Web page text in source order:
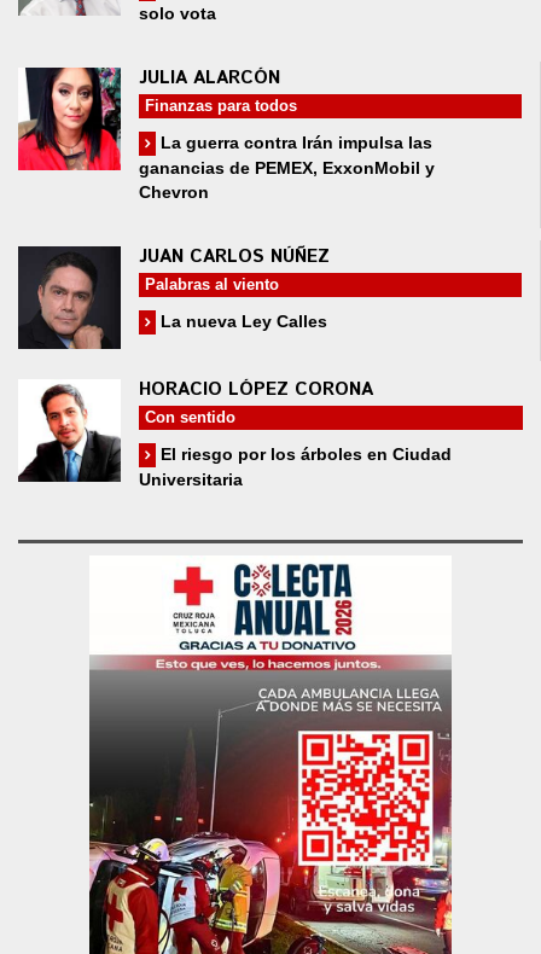
solo vota
JULIA ALARCÓN
Finanzas para todos
La guerra contra Irán impulsa las
ganancias de PEMEX, ExxonMobil y
Chevron
JUAN CARLOS NÚÑEZ
Palabras al viento
La nueva Ley Calles
HORACIO LÓPEZ CORONA
Con sentido
El riesgo por los árboles en Ciudad
Universitaria